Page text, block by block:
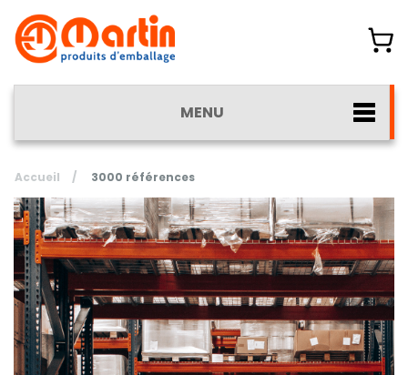
MENU
Accueil / 3000 références